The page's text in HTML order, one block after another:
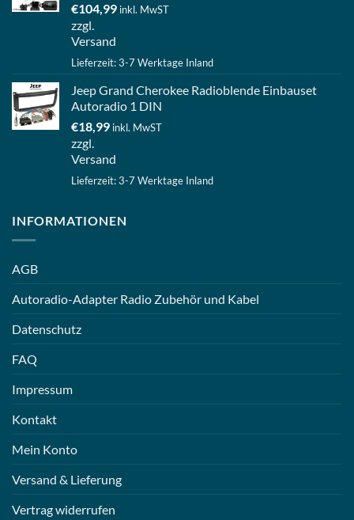
€104,99 inkl. MwST
zzgl.
Versand
Lieferzeit: 3-7 Werktage Inland
Jeep Grand Cherokee Radioblende Einbauset
Autoradio 1 DIN
€18,99 inkl. MwST
zzgl.
Versand
Lieferzeit: 3-7 Werktage Inland
INFORMATIONEN
AGB
Autoradio-Adapter Radio Zubehör und Kabel
Datenschutz
FAQ
Impressum
Kontakt
Mein Konto
Versand & Lieferung
Vertrag widerrufen